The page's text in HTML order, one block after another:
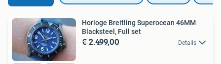
Horloge Breitling Superocean 46MM
Blacksteel, Full set
€ 2.499,00 Details